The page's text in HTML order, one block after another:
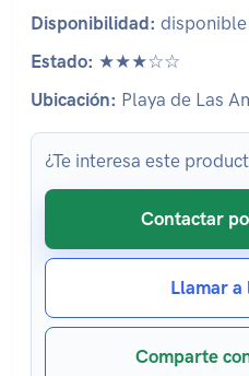
Disponibilidad: disponible
Estado: ★★★☆☆
Ubicación: Playa de Las
¿Te interesa este
Contactar
Llamar a
Comparte